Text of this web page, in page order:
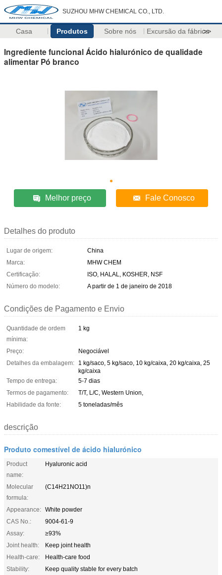
SUZHOU MHW CHEMICAL CO., LTD.
Casa Produtos Sobre nós Excursão da fábrica
>>
Ingrediente funcional Ácido hialurónico de qualidade
alimentar Pó branco
Melhor preço Fale Conosco
Detalhes do produto
Lugar de origem:
China
Marca:
MHW CHEM
Certificação:
ISO, HALAL, KOSHER, NSF
Número do modelo:
A partir de 1 de janeiro de 2018
Condições de Pagamento e Envio
Quantidade de ordem
mínima:
1 kg
Preço:
Negociável
Detalhes da embalagem:
1 kg/saco, 5 kg/saco, 10 kg/caixa, 20 kg/caixa, 25
kg/caixa
Tempo de entrega:
5-7 dias
Termos de pagamento:
T/T, L/C, Western Union,
Habilidade da fonte:
5 toneladas/mês
descrição
Produto comestível de ácido hialurónico
Product
name:
Hyaluronic acid
Molecular
formula:
(C14H21NO11)n
Appearance: White powder
CAS No.:
9004-61-9
Assay:
≥93%
Joint health:
Keep joint health
Health-care:
Health-care food
Stability:
Keep quality stable for every batch